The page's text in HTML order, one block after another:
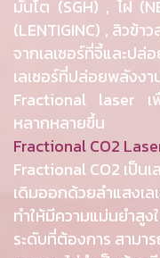
มันโต (SGH) , ไฝ
(LENTIGINC) , สิวข้
จากเลเซอร์ที่จี้และ
เลเซอร์ที่ปล่อยพลังงา
Fractional laser เพื่
หลากหลายขึ้น
Fractional CO2
Fractional CO2 เป็น
เดิมออกด้วยลำแสง
ทำให้มีความแม่นยำสู
ระดับที่ต้องการ สามา